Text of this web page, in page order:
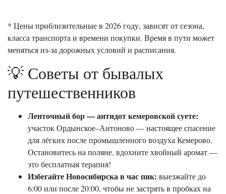
* Цены приблизительные в 2026 году, зависят от сезона,
класса транспорта и времени покупки. Время в пути может
меняться из-за дорожных условий и расписания.
💡 Советы от бывалых
путешественников
Ленточный бор — антидот кемеровской суете:
участок Ордынское–Антоново — настоящее спасение
для лёгких после промышленного воздуха Кемерово.
Остановитесь на поляне, вдохните хвойный аромат —
это бесплатная терапия!
Избегайте Новосибирска в час пик: выезжайте до
6:00 или после 20:00, чтобы не застрять в пробках на